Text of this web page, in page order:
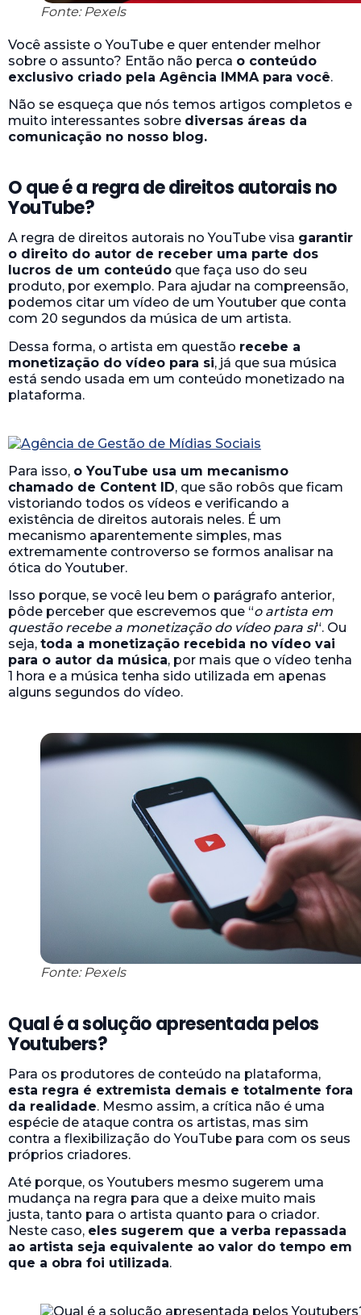
Fonte: Pexels
Você assiste o YouTube e quer entender melhor
sobre o assunto? Então não perca o conteúdo
exclusivo criado pela Agência IMMA para você.
Não se esqueça que nós temos artigos completos e
muito interessantes sobre diversas áreas da
comunicação no nosso blog.
O que é a regra de direitos autorais no
YouTube?
A regra de direitos autorais no YouTube visa garantir
o direito do autor de receber uma parte dos
lucros de um conteúdo que faça uso do seu
produto, por exemplo. Para ajudar na compreensão,
podemos citar um vídeo de um Youtuber que conta
com 20 segundos da música de um artista.
Dessa forma, o artista em questão recebe a
monetização do vídeo para si, já que sua música
está sendo usada em um conteúdo monetizado na
plataforma.
Para isso, o YouTube usa um mecanismo
chamado de Content ID, que são robôs que ficam
vistoriando todos os vídeos e verificando a
existência de direitos autorais neles. É um
mecanismo aparentemente simples, mas
extremamente controverso se formos analisar na
ótica do Youtuber.
Isso porque, se você leu bem o parágrafo anterior,
pôde perceber que escrevemos que “o artista em
questão recebe a monetização do vídeo para si“. Ou
seja, toda a monetização recebida no vídeo vai
para o autor da música, por mais que o vídeo tenha
1 hora e a música tenha sido utilizada em apenas
alguns segundos do vídeo.
Fonte: Pexels
Qual é a solução apresentada pelos
Youtubers?
Para os produtores de conteúdo na plataforma,
esta regra é extremista demais e totalmente fora
da realidade. Mesmo assim, a crítica não é uma
espécie de ataque contra os artistas, mas sim
contra a flexibilização do YouTube para com os seus
próprios criadores.
Até porque, os Youtubers mesmo sugerem uma
mudança na regra para que a deixe muito mais
justa, tanto para o artista quanto para o criador.
Neste caso, eles sugerem que a verba repassada
ao artista seja equivalente ao valor do tempo em
que a obra foi utilizada.